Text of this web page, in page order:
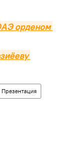
орденом
Презентация